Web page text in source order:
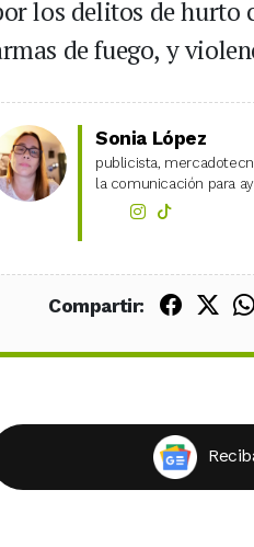
los delitos de hurto
de fuego, y
Sonia López
publicista,
la comunicación para
Compartir: